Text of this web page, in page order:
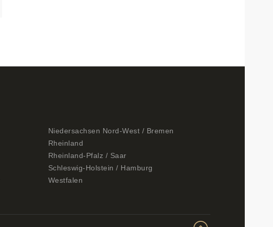
Niedersachsen Nord-West / Bremen
Rheinland
Rheinland-Pfalz / Saar
Schleswig-Holstein / Hamburg
Westfalen